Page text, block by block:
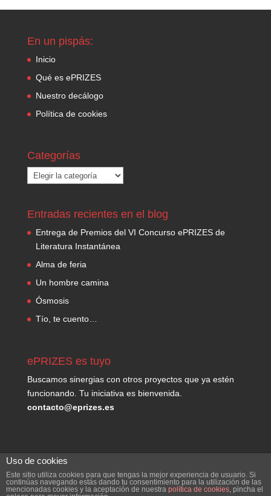
En un pispás:
Inicio
Qué es ePRIZES
Nuestro decálogo
Política de cookies
Categorías
Categorías
Entradas recientes en el blog
Entrega de Premios del VI Concurso ePRIZES de
Literatura Instantánea
Alma de feria
Un hombre camina
Ósmosis
Tío, te cuento…
ePRIZES es tuyo
Buscamos sinergias con otros proyectos que ya estén
funcionando. Tu iniciativa es bienvenida.
contacto@eprizes.es
Uso de cookies
Este sitio utiliza cookies para que tengas la mejor experiencia de usuario. Si
continúas navegando estás dando tu consentimiento para la utilización de las
mencionadas cookies y la aceptación de nuestra política de cookies, pincha el